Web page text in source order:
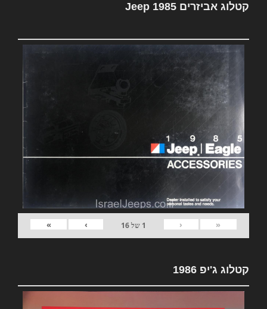
קטלוג אביזרים Jeep 1985
«
‹
1 של16
›
»
קטלוג ג'יפ 1986